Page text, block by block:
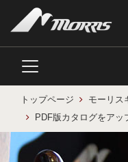
トップページ
モーリス
PDF版カタログをアッ